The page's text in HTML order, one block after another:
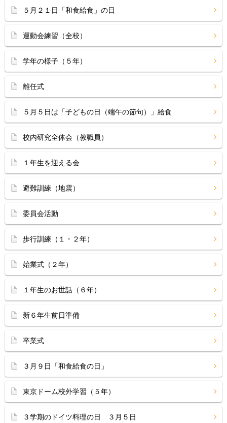
５月２１日「和食給食」の日
運動会練習（全校）
学年の様子（５年）
離任式
５月５日は「子どもの日（端午の節句）」給食
校内研究全体会（教職員）
１年生を迎える会
避難訓練（地震）
委員会活動
歩行訓練（１・２年）
始業式（２年）
１年生のお世話（６年）
新６年生前日準備
卒業式
３月９日「和食給食の日」
東京ドーム校外学習（５年）
３学期のドイツ料理の日 ３月５日